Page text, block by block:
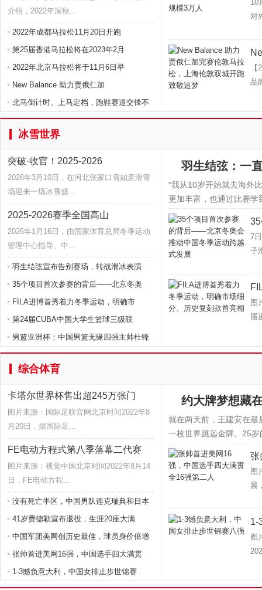
介绍，2022年深秋...
2022年成都马拉松11月20日开跑
第25届香港马拉松将在2023年2月
2022年北京马拉松将于11月6日举
New Balance 助力贾俄仁加
北马倒计时、上马定档，跑鞋赛道交锋不
10
对
品
冰雪世界
突破·收官！2025-2026
2026年3月10日，在河北张家口雪如意滑雪
场迎来一场冰雪盛...
2025-2026赛季全国高山
2026年1月16日，由国家体育总局冬季运动
管理中心指导、中...
羽生结弦宣布告别赛场，转战滑冰表演
35个项目首次参赛的背后——北京冬奥
FILA进博首秀着力冬季运动，明确市
第24届CUBA中国大学生篮球三级联
男篮亚洲杯：中国男篮无缘四强主帅杜锋
羽生结弦：一
“我从10岁开始就去海外
更加丰富，也通过比赛
7
子
图
届
综合体育
卡塔尔世界杯售出超245万张门
图片来源：国际足联官网北京时间2022年8
月20日，据国际足...
FE电动方程式第八季落幕二代赛
图片来源：视觉中国北京时间2022年8月14
日，FE电动方程...
没有死亡半区，中国男队连克瑞典和日本
41岁费德勒宣布退役，生涯20座大满
中国军团美网创历史最佳，球员身价倍增
张帅首进美网16强，中国选手四大满贯
1-3憾负意大利，中国女排止步世锦赛
约大牌梦想藏
就在两天前，王建安在
一枚世界跳远金牌。25
张
图
晨
1-
图